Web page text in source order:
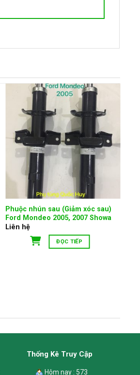
Phuộc nhún sau (Giảm xóc sau)
Ford Mondeo 2005, 2007 Showa
Liên hệ
ĐỌC TIẾP
Thống Kê Truy Cập
Hôm nay : 573